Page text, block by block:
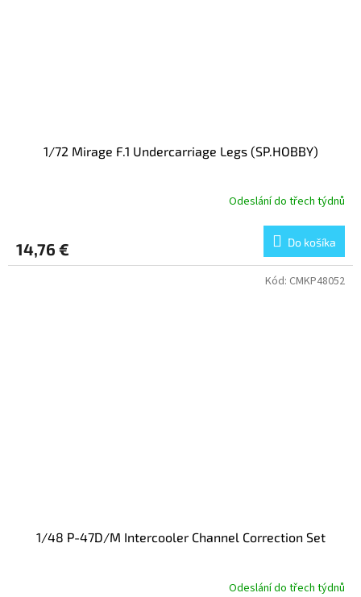
1/72 Mirage F.1 Undercarriage Legs (SP.HOBBY)
Odeslání do třech týdnů
14,76 € Do košíka
1/48 P-47D/M Intercooler Channel Correction Set
Odeslání do třech týdnů
Kód: CMKP48052